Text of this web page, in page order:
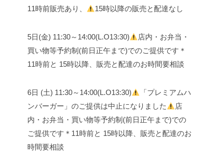
11時前販売あり、
15時以降の販売と配達なし
5日(金) 11:30～14:00(L.O13:30)
店内・お弁当・
買い物等予約制(前日正午まで)でのご提供です ＊
11時前と 15時以降、販売と配達のお時間要相談
6日 (土) 11:30～14:00(L.O13:30)
「プレミアムハ
ンバーガー」のご提供は中止になりました
店
内・お弁当・買い物等予約制(前日正午まで)での
ご提供です ＊11時前と 15時以降、販売と配達のお
時間要相談